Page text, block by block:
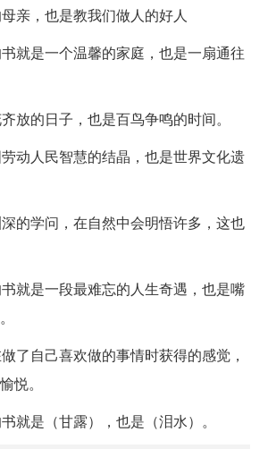
亲，也是教我们做人的好人
就是一个温馨的家庭，也是一扇通往
放的日子，也是百鸟争鸣的时间。
动人民智慧的结晶，也是世界文化遗
的学问，在自然中会明悟许多，这也
就是一段最难忘的人生奇遇，也是嘴
了自己喜欢做的事情时获得的感觉，
悦。
就是（甘露），也是（泪水）。